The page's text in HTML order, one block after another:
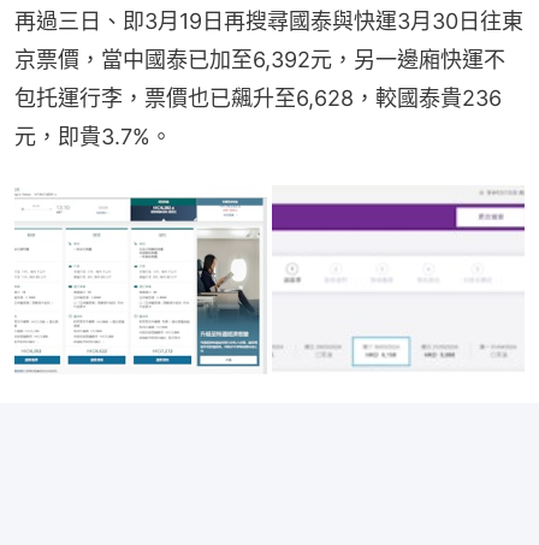
再過三日、即3月19日再搜尋國泰與快運3月30日往東
京票價，當中國泰已加至6,392元，另一邊廂快運不
包托運行李，票價也已飆升至6,628，較國泰貴236
元，即貴3.7%。